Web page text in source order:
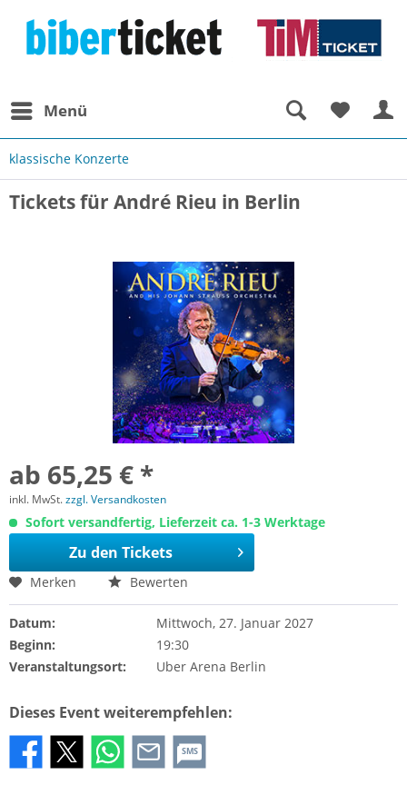
Menü
klassische Konzerte
Tickets für André Rieu in Berlin
ab 65,25 € *
inkl. MwSt.zzgl. Versandkosten
Sofort versandfertig, Lieferzeit ca. 1-3 Werktage
Zu den Tickets
Merken Bewerten
Datum:
Mittwoch, 27. Januar 2027
Beginn:
19:30
Veranstaltungsort:
Uber Arena Berlin
Dieses Event weiterempfehlen:
SMS